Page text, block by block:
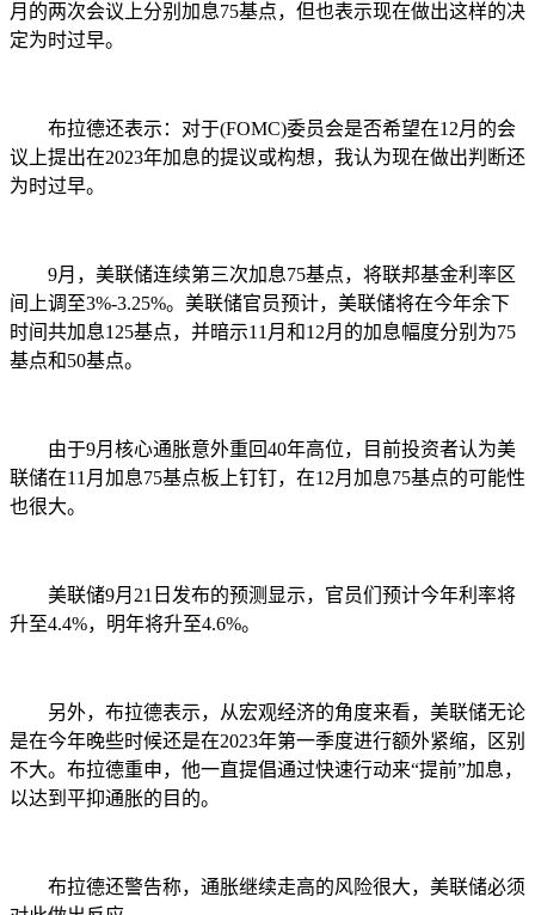
月的两次会议上分别加息75基点，但也表示现在做出这样的决
定为时过早。
布拉德还表示：对于(FOMC)委员会是否希望在12月的会
议上提出在2023年加息的提议或构想，我认为现在做出判断还
为时过早。
9月，美联储连续第三次加息75基点，将联邦基金利率区
间上调至3%-3.25%。美联储官员预计，美联储将在今年余下
时间共加息125基点，并暗示11月和12月的加息幅度分别为75
基点和50基点。
由于9月核心通胀意外重回40年高位，目前投资者认为美
联储在11月加息75基点板上钉钉，在12月加息75基点的可能性
也很大。
美联储9月21日发布的预测显示，官员们预计今年利率将
升至4.4%，明年将升至4.6%。
另外，布拉德表示，从宏观经济的角度来看，美联储无论
是在今年晚些时候还是在2023年第一季度进行额外紧缩，区别
不大。布拉德重申，他一直提倡通过快速行动来“提前”加息，
以达到平抑通胀的目的。
布拉德还警告称，通胀继续走高的风险很大，美联储必须